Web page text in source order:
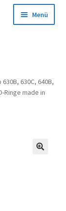
Menü
630C, 640B,
Ringe made in